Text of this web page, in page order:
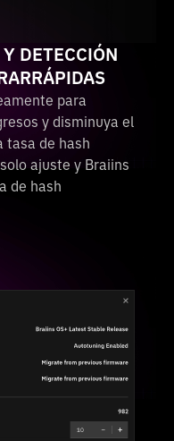
DETECCIÓN
para
y disminuya el
tasa de hash
ajuste y Braiins
de hash